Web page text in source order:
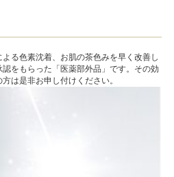
る色素沈着、お肌の茶色みを早く改善し
をもらった「医薬部外品」です。その効
は是非お申し付けください。